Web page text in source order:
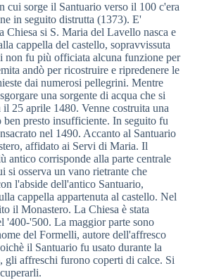
cui sorge il Santuario verso il 100 c'era
in seguito distrutta (1373). E'
Chiesa si S. Maria del Lavello nasca e
cappella del castello, sopravvissuta
non fu più officiata alcuna funzione per
andò per ricostruire e ripredenere le
dai numerosi pellegrini. Mentre
una sorgente di acqua che si
25 aprile 1480. Venne costruita una
ben presto insufficiente. In seguito fu
nel 1490. Accanto al Santuario
affidato ai Servi di Maria. Il
antico corrisponde alla parte centrale
si osserva un vano rietrante che
l'abside dell'antico Santuario,
cappella appartenuta al castello. Nel
il Monastero. La Chiesa è stata
'400-'500. La maggior parte sono
del Formelli, autore dell'affresco
il Santuario fu usato durante la
gli affreschi furono coperti di calce. Si